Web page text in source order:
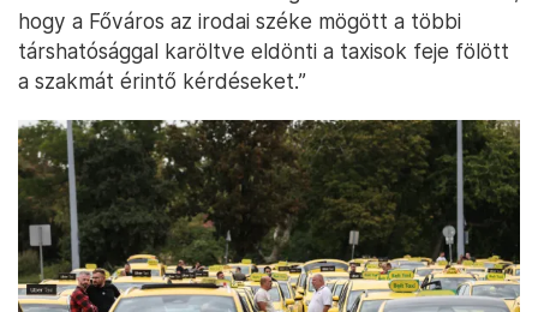
hogy a Főváros az irodai széke mögött a többi
társhatósággal karöltve eldönti a taxisok feje fölött
a szakmát érintő kérdéseket.”